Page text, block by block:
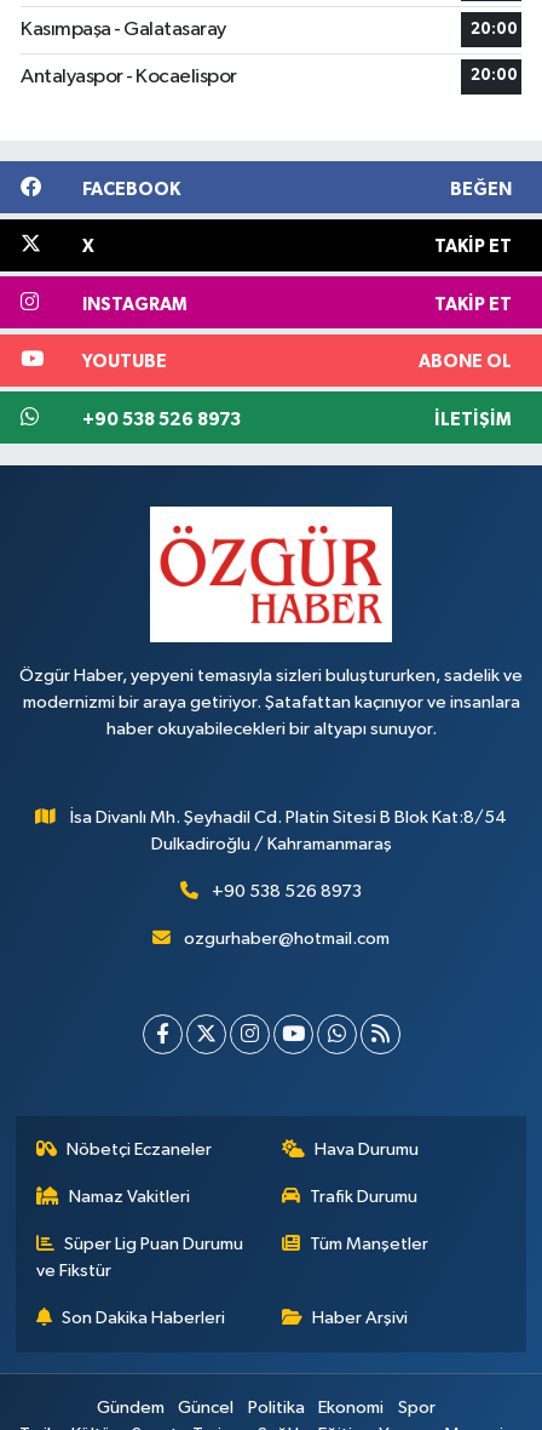
Kasımpaşa - Galatasaray 20:00
Antalyaspor - Kocaelispor 20:00
FACEBOOK BEĞEN
X TAKIP ET
INSTAGRAM TAKIP ET
YOUTUBE ABONE OL
+90 538 526 8973 İLETIŞIM
Özgür Haber, yepyeni temasıyla sizleri buluştururken, sadelik ve
modernizmi bir araya getiriyor. Şatafattan kaçınıyor ve insanlara
haber okuyabilecekleri bir altyapı sunuyor.
İsa Divanlı Mh. Şeyhadil Cd. Platin Sitesi B Blok Kat:8/54
Dulkadiroğlu / Kahramanmaraş
+90 538 526 8973
ozgurhaber@hotmail.com
Nöbetçi Eczaneler Hava Durumu
Namaz Vakitleri Trafik Durumu
Süper Lig Puan Durumu
ve Fikstür
Tüm Manşetler
Son Dakika Haberleri Haber Arşivi
Gündem Güncel Politika Ekonomi
Spor